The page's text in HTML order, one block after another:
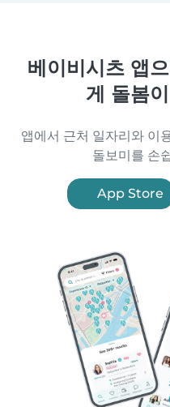
베이비시츠 앱
게 돌봄
앱에서 근처 일자리와 이
돌보미를 손
App Store